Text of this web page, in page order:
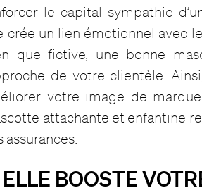
le capital sympathie
crée un lien émotionnel avec
que fictive, une bonne
de votre clientèle.
votre image de
attachante et enfantine
assurances.
BOOSTE